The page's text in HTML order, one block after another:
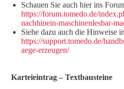
Schauen Sie auch hier ins
https://forum.tomedo.de/
nachhinein-maschinenlesbar-
Siehe dazu auch die Hinweise
https://support.tomedo.de/
aege-erzeugen/
Karteieintrag – Textbausteine